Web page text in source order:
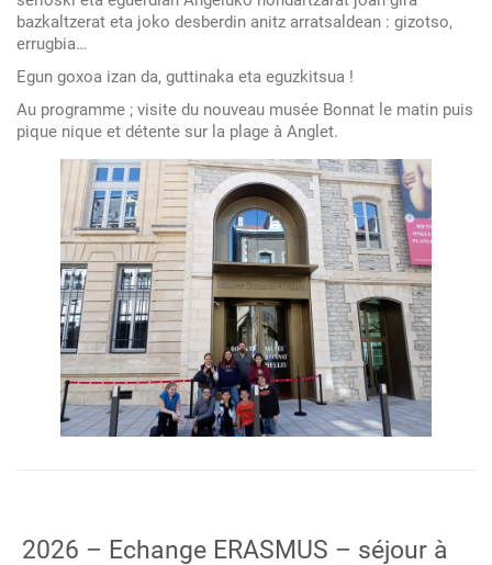
une
sur
la
pour
les
élèves
de
basque
de
6e
bazkaltzerat eta joko desberdin anitz arratsaldean : gizotso,
errugbia…
Egun goxoa izan da, guttinaka eta eguzkitsua !
Au programme ; visite du nouveau musée Bonnat le matin puis
pique nique et détente sur la plage à Anglet.
2026 – Echange ERASMUS – séjour à